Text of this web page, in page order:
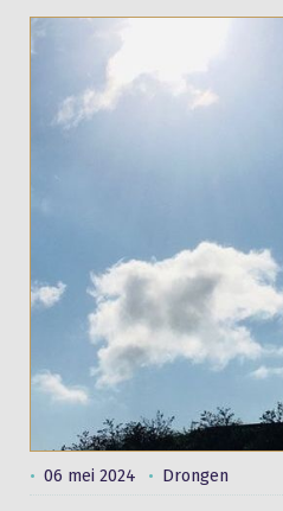
06 mei 2024 Drongen